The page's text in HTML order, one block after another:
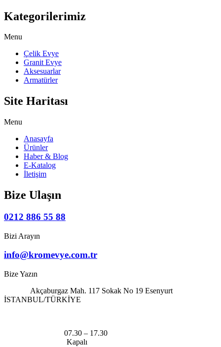
Kategorilerimiz
Menu
Çelik Evye
Granit Evye
Aksesuarlar
Armatürler
Site Haritası
Menu
Anasayfa
Ürünler
Haber & Blog
E-Katalog
İletişim
Bize Ulaşın
0212 886 55 88
Bizi Arayın
info@kromevye.com.tr
Bize Yazın
Akçaburgaz Mah. 117 Sokak No 19 Esenyurt
İSTANBUL/TÜRKİYE
07.30 – 17.30
Kapalı